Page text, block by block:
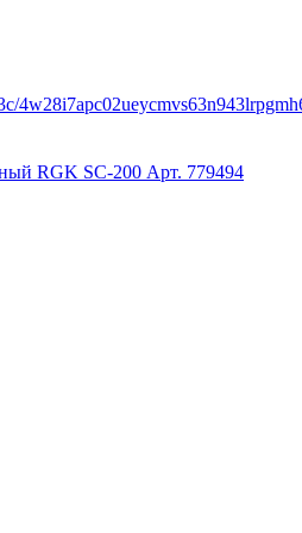
RGK SC-200 Арт. 779494